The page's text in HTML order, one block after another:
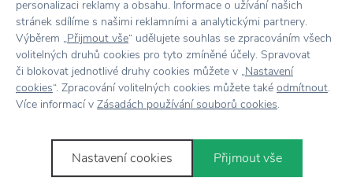
Stojí zapozornost
personalizaci reklamy a obsahu. Informace o užívání našich
stránek sdílíme s našimi reklamními a analytickými partnery.
Výběrem „Přijmout vše“ udělujete souhlas se zpracováním všech
volitelných druhů cookies pro tyto zmíněné účely. Spravovat
či blokovat jednotlivé druhy cookies můžete v „Nastavení
cookies“. Zpracování volitelných cookies můžete také odmítnout.
Více informací v Zásadách používání souborů cookies.
Nastavení cookies Přijmout vše